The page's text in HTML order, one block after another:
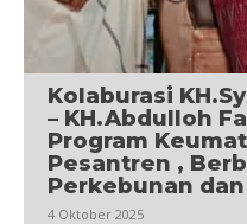
Kolaburasi
– KH.Abdulloh
Program
Pesantren ,
Perkebunan
4 Oktober 2025